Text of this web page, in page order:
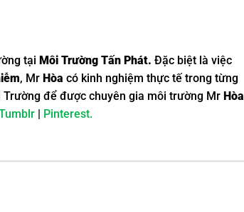
tại Môi Trường Tấn Phát. Đặc biệt là việc
, Mr Hòa có kinh nghiệm thực tế trong từng
để được chuyên gia môi trường Mr Hòa
Pinterest.